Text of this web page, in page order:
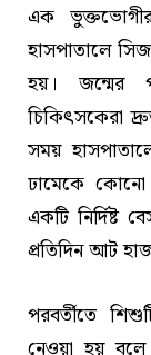
এক
হাসপাতালে
হয়। জন্মের
চিকিৎসকেরা
সময়
ঢামেকে
একটি নির্দিষ্ট
প্রতিদিন আট
পরবর্তীতে